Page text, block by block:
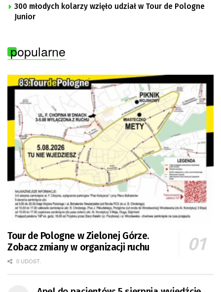
300 młodych kolarzy wzięło udział w Tour de Pologne
Junior
popularne
Tour de Pologne w Zielonej Górze.
Zobacz zmiany w organizacji ruchu
0 UDOST.